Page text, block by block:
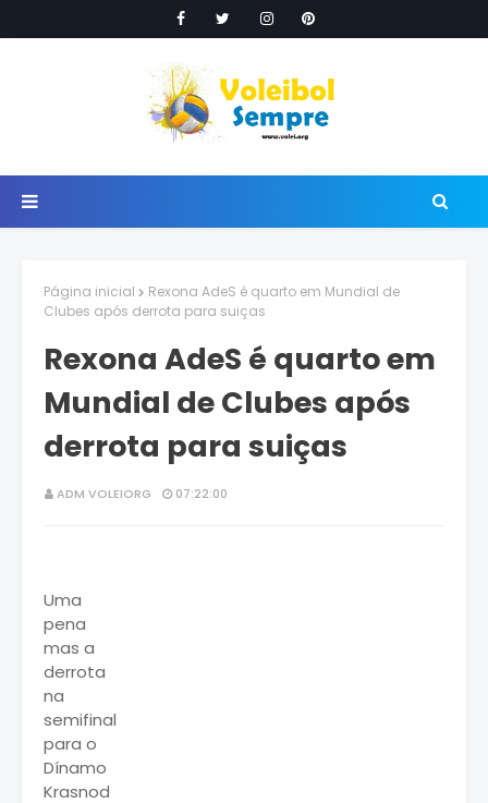
Página inicial
Rexona AdeS é quarto em Mundial de
Clubes após derrota para suiças
Rexona AdeS é quarto em
Mundial de Clubes após
derrota para suiças
ADM VOLEIORG 07:22:00
Uma
pena
mas a
derrota
na
semifinal
para o
Dínamo
Krasnod